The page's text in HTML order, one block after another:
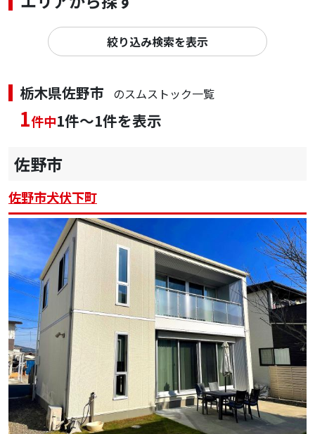
絞り込み検索を表示
栃木県佐野市 のスムストック一覧
1件中1件～1件を表示
佐野市
佐野市犬伏下町